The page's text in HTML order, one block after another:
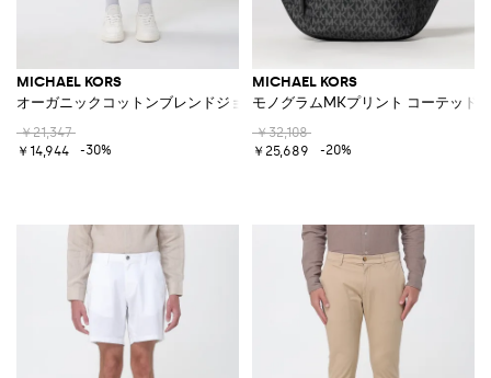
MICHAEL KORS
オーガニックコットンブレンドジョギングショーツ
￥21,347
￥14,944
-30%
MICHAEL KORS
モノグラムMKプリント コーテッド
￥32,108
￥25,689
-20%